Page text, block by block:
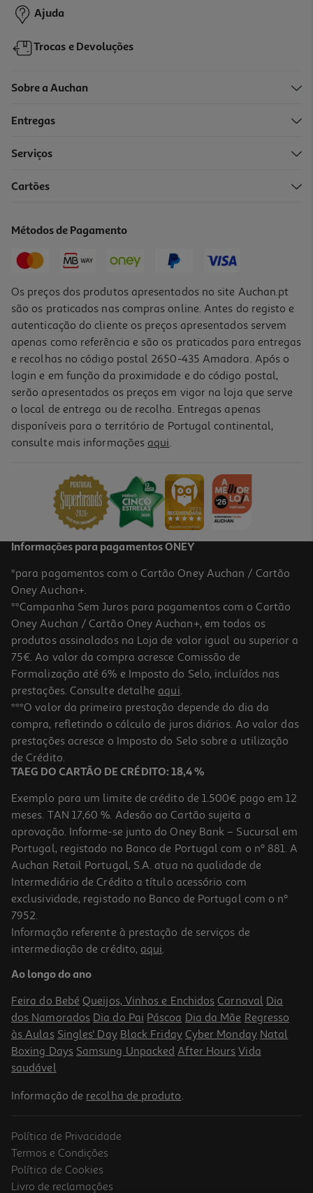
8 Jogos Em 1 Sabichão
19,99 €
O Jogo Original Sabichão
19.99 €/un
19,99 €
Desafios Interativos Sabichão
19.99 €/un
19,99 €
Ajuda
Trocas e Devoluções
Sobre a Auchan
Entregas
Serviços
Cartões
Métodos de Pagamento
Os preços dos produtos apresentados no site Auchan.pt
são os praticados nas compras online. Antes do registo e
autenticação do cliente os preços apresentados servem
apenas como referência e são os praticados para entregas
e recolhas no código postal 2650-435 Amadora. Após o
login e em função da proximidade e do código postal,
serão apresentados os preços em vigor na loja que serve
o local de entrega ou de recolha. Entregas apenas
disponíveis para o território de Portugal continental,
consulte mais informações aqui.
Informações para pagamentos ONEY
*para pagamentos com o Cartão Oney Auchan / Cartão
Oney Auchan+.
**Campanha Sem Juros para pagamentos com o Cartão
Oney Auchan / Cartão Oney Auchan+, em todos os
produtos assinalados na Loja de valor igual ou superior a
75€. Ao valor da compra acresce Comissão de
Formalização até 6% e Imposto do Selo, incluídos nas
prestações. Consulte detalhe aqui.
***O valor da primeira prestação depende do dia da
compra, refletindo o cálculo de juros diários. Ao valor das
prestações acresce o Imposto do Selo sobre a utilização
de Crédito.
TAEG DO CARTÃO DE CRÉDITO: 18,4 %
Exemplo para um limite de crédito de 1.500€ pago em 12
meses. TAN 17,60 %. Adesão ao Cartão sujeita a
aprovação. Informe-se junto do Oney Bank – Sucursal em
Portugal, registado no Banco de Portugal com o nº 881. A
Auchan Retail Portugal, S.A. atua na qualidade de
Intermediário de Crédito a título acessório com
exclusividade, registado no Banco de Portugal com o nº
7952.
Informação referente à prestação de serviços de
intermediação de crédito, aqui.
Ao longo do ano
Feira do Bebé Queijos, Vinhos e Enchidos Carnaval Dia
dos Namorados Dia do Pai Páscoa Dia da Mãe Regresso
às Aulas Singles' Day Black Friday Cyber Monday Natal
Boxing Days Samsung Unpacked After Hours Vida
saudável
Informação de recolha de produto.
Política de Privacidade
Termos e Condições
Política de Cookies
Livro de reclamações